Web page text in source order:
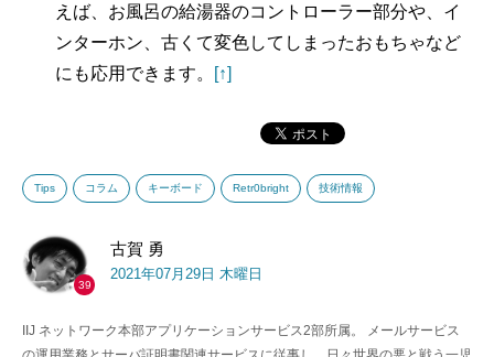
えば、お風呂の給湯器のコントローラー部分や、イ
ンターホン、古くて変色してしまったおもちゃなど
にも応用できます。
[↑]
Tips コラム キーボード Retr0bright 技術情報
39
古賀 勇
2021年07月29日 木曜日
IIJ ネットワーク本部アプリケーションサービス2部所属。 メールサービス